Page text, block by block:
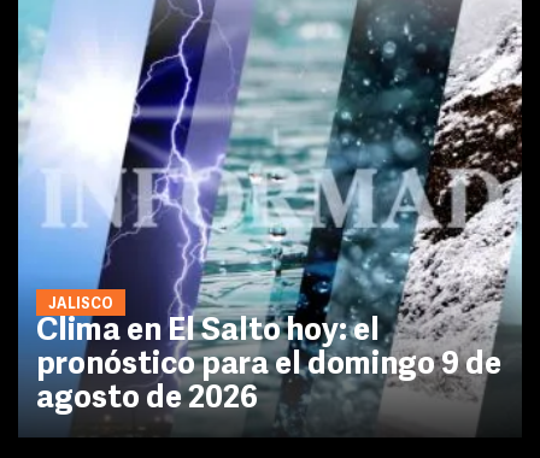
JALISCO
Clima en El Salto hoy: el
pronóstico para el domingo 9 de
agosto de 2026